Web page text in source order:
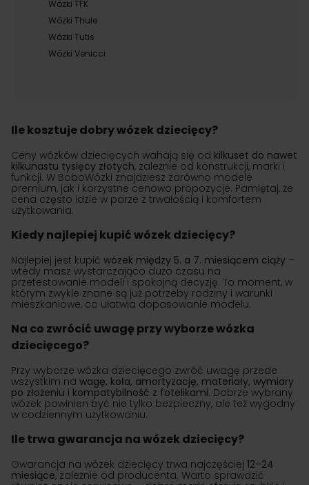
Wózki TFK
Wózki Thule
Wózki Tutis
Wózki Venicci
Ile kosztuje dobry wózek dziecięcy?
Ceny wózków dziecięcych wahają się od kilkuset do nawet
kilkunastu tysięcy złotych, zależnie od konstrukcji, marki i
funkcji. W BoboWózki znajdziesz zarówno modele
premium, jak i korzystne cenowo propozycje. Pamiętaj, że
cena często idzie w parze z trwałością i komfortem
użytkowania.
Kiedy najlepiej kupić wózek dziecięcy?
Najlepiej jest kupić wózek między 5. a 7. miesiącem ciąży –
wtedy masz wystarczająco dużo czasu na
przetestowanie modeli i spokojną decyzję. To moment, w
którym zwykle znane są już potrzeby rodziny i warunki
mieszkaniowe, co ułatwia dopasowanie modelu.
Na co zwrócić uwagę przy wyborze wózka
dziecięcego?
Przy wyborze wózka dziecięcego zwróć uwagę przede
wszystkim na wagę, koła, amortyzację, materiały, wymiary
po złożeniu i kompatybilność z fotelikami. Dobrze wybrany
wózek powinien być nie tylko bezpieczny, ale też wygodny
w codziennym użytkowaniu.
Ile trwa gwarancja na wózek dziecięcy?
Gwarancja na wózek dziecięcy trwa najczęściej 12–24
miesiące, zależnie od producenta. Warto sprawdzić